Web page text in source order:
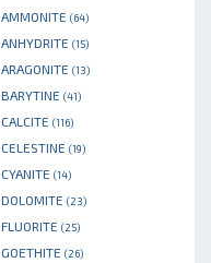
AMMONITE (64)
ANHYDRITE (15)
ARAGONITE (13)
BARYTINE (41)
CALCITE (116)
CELESTINE (19)
CYANITE (14)
DOLOMITE (23)
FLUORITE (25)
GOETHITE (26)